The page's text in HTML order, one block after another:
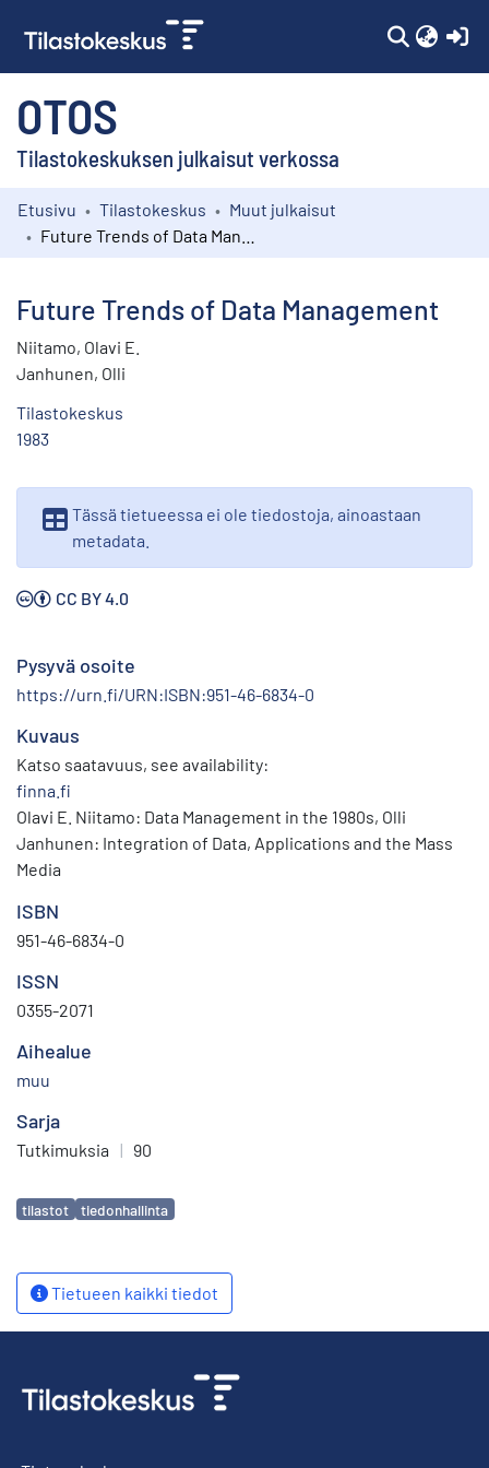
OTOS
Tilastokeskuksen julkaisut verkossa
Kokoelmat
Etusivu Tilastokeskus
Muut julkaisut
Future Trends of Data Management
Niitamo, Olavi E.
Janhunen, Olli
Tilastokeskus
1983
Tässä tietueessa ei ole tiedostoja, ainoastaan
metadata.
CC BY 4.0
Pysyvä osoite
https://urn.fi/URN:ISBN:951-46-6834-0
Kuvaus
Katso saatavuus, see availability:
finna.fi
Olavi E. Niitamo: Data Management in the 1980s, Olli
Janhunen: Integration of Data, Applications and the Mass
Media
ISBN
951-46-6834-0
ISSN
0355-2071
Aihealue
muu
Sarja
Tutkimuksia | 90
Avainsanat
tilastot tiedonhallinta
Tietueen kaikki tiedot